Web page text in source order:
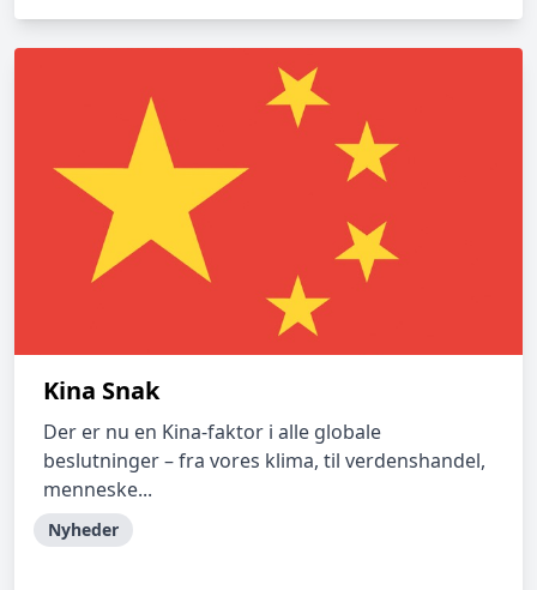
Kina Snak
Der er nu en Kina-faktor i alle globale
beslutninger – fra vores klima, til verdenshandel,
menneske...
Nyheder